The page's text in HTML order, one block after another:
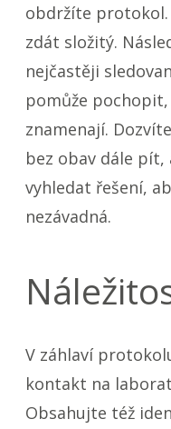
obdržíte protokol.
zdát složitý.
nejčastěji
pomůže
znamenají.
bez obav dále
vyhledat řešení,
nezávadná.
V záhlaví
kontakt na
Obsahujte též